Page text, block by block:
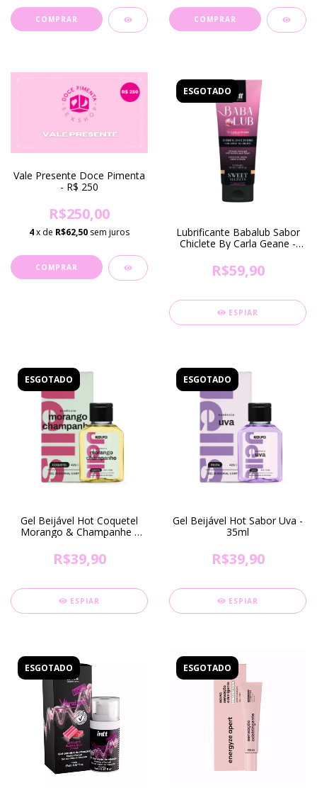
Vale Presente Doce Pimenta
- R$ 250
R$250,00
4x de R$62,50 sem juros
ESGOTADO
Lubrificante Babalub Sabor
Chiclete By Carla Geane -
R$59,90
ESPIAR
ESGOTADO
Gel Beijável Hot Coquetel
Morango & Champanhe -
SOMENTE EM FORTALEZA-
CE)
R$39,90
ESPIAR
ESGOTADO
Gel Beijável Hot Sabor Uva -
35ml
R$39,90
ESPIAR
ESGOTADO ESGOTADO